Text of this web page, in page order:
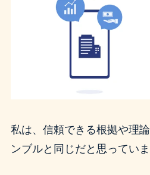
私は、信頼できる根拠や理
ンブルと同じだと思っていま